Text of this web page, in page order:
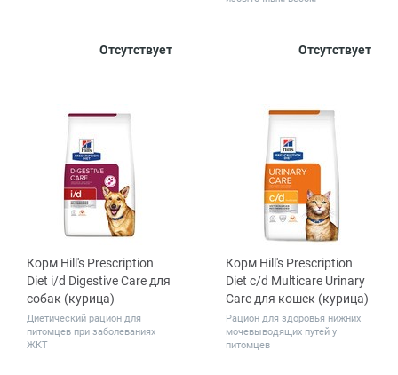
Отсутствует
1 12 Отсутствует
1 12
Корм Hill's Prescription
Diet i/d Digestive Care для
собак (курица)
Диетический рацион для
питомцев при заболеваниях
ЖКТ
Корм Hill's Prescription
Diet c/d Multicare Urinary
Care для кошек (курица)
Рацион для здоровья нижних
мочевыводящих путей у
питомцев